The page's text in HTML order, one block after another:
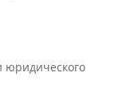
юридического